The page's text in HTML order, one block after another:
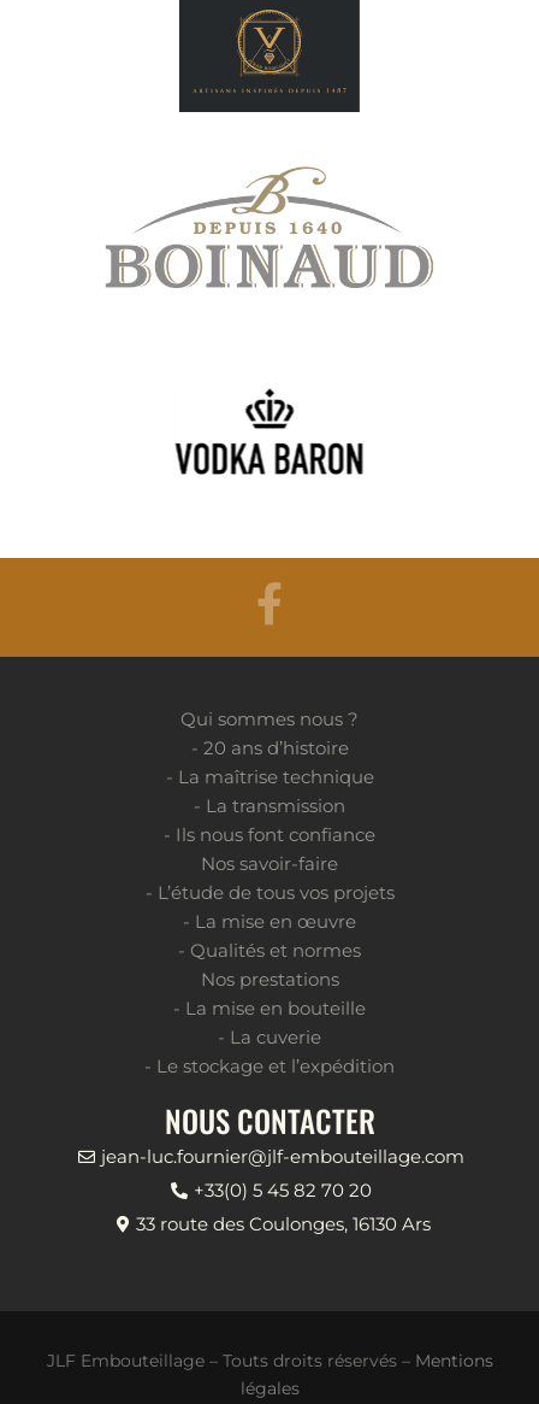
Qui sommes nous ?
- 20 ans d’histoire
- La maîtrise technique
- La transmission
- Ils nous font confiance
Nos savoir-faire
- L’étude de tous vos projets
- La mise en œuvre
- Qualités et normes
Nos prestations
- La mise en bouteille
- La cuverie
- Le stockage et l’expédition
NOUS CONTACTER
jean-luc.fournier@jlf-embouteillage.com
+33(0) 5 45 82 70 20
33 route des Coulonges, 16130 Ars
JLF Embouteillage – Touts droits réservés – Mentions
légales